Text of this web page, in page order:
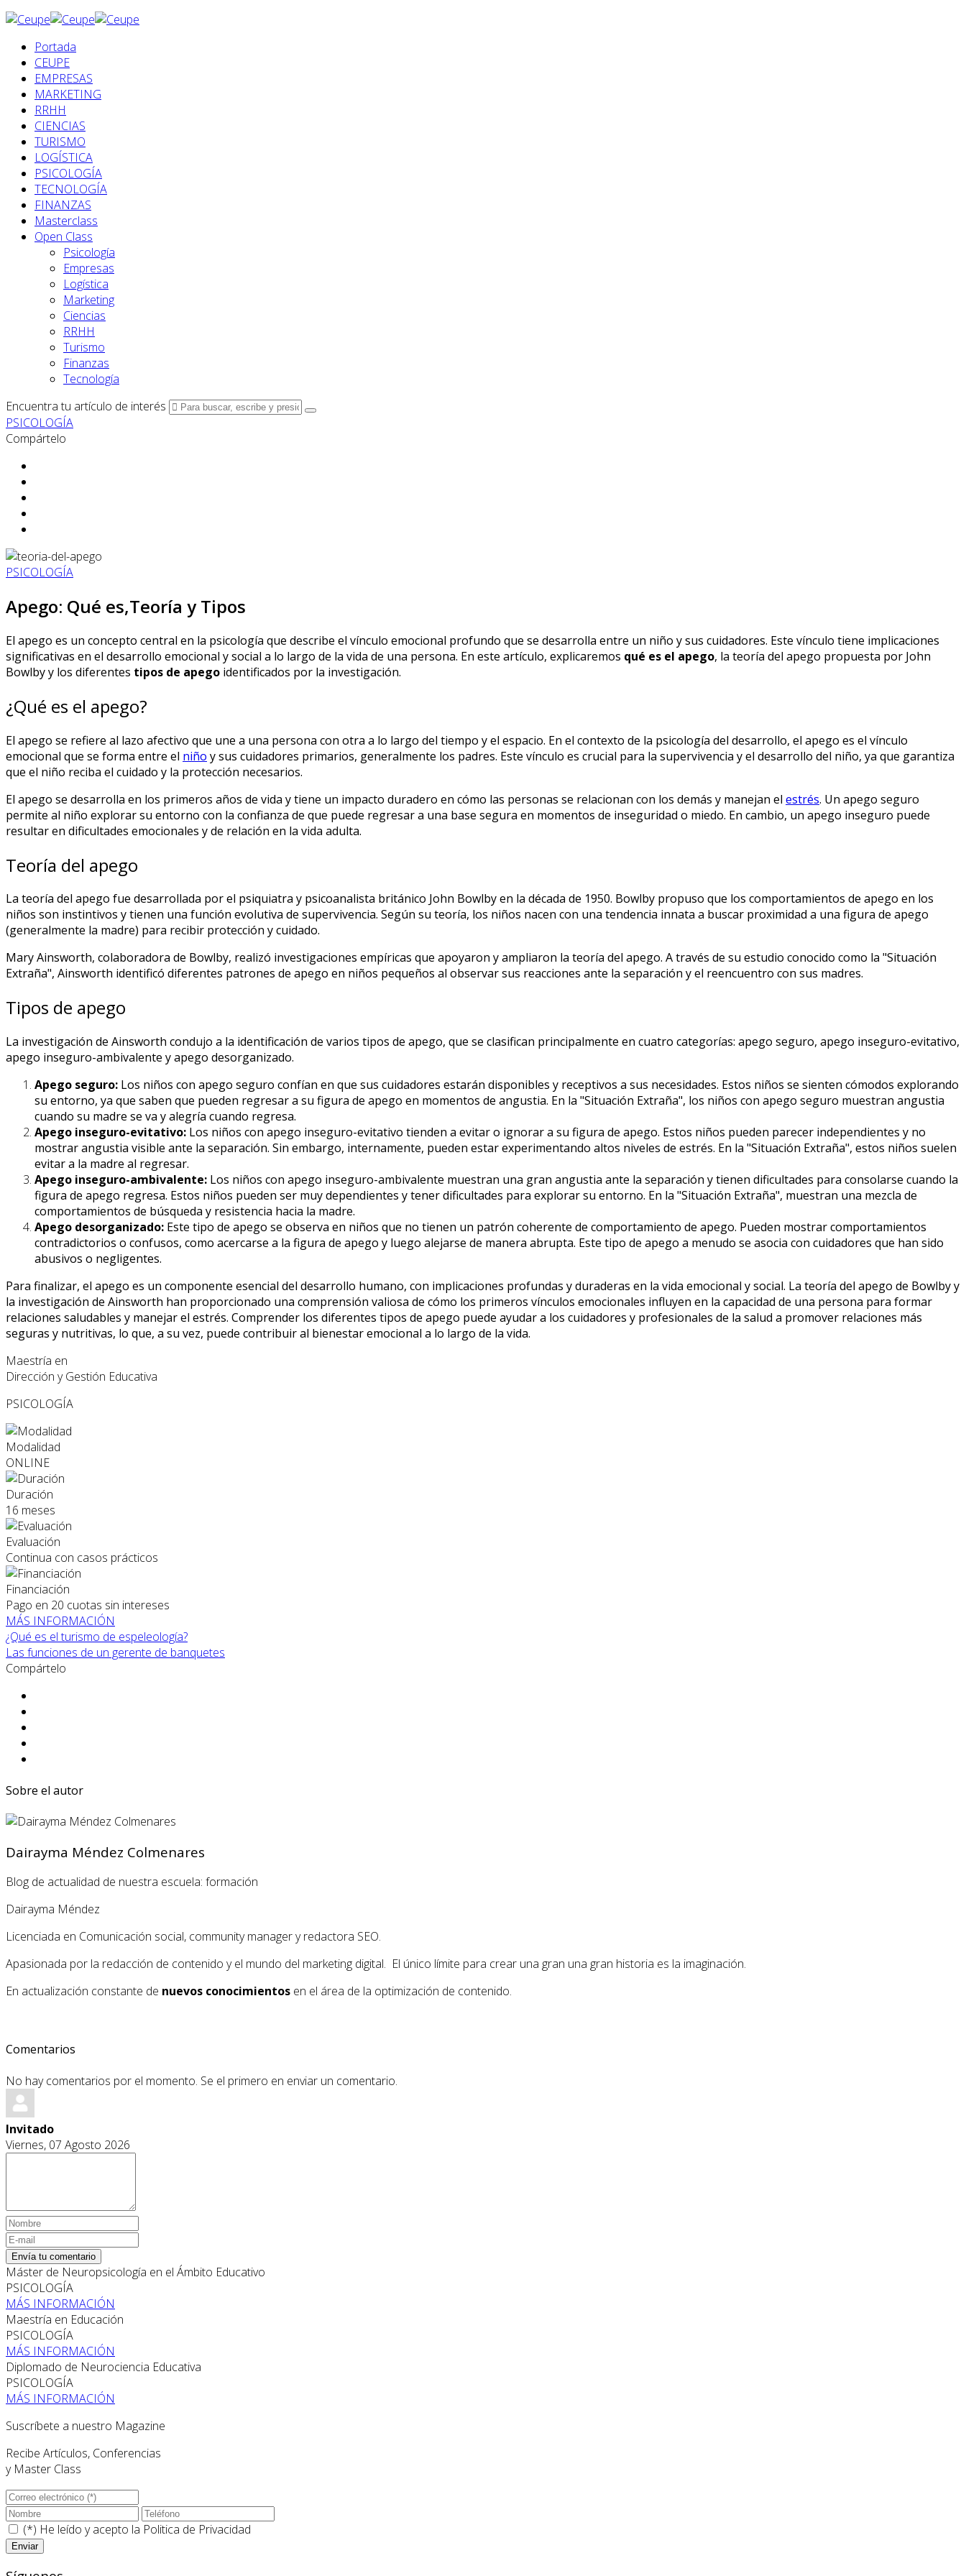
Portada
CEUPE
EMPRESAS
MARKETING
RRHH
CIENCIAS
TURISMO
LOGÍSTICA
PSICOLOGÍA
TECNOLOGÍA
FINANZAS
Masterclass
Open Class
Psicología
Empresas
Logística
Marketing
Ciencias
RRHH
Turismo
Finanzas
Tecnología
Encuentra tu artículo de interés
PSICOLOGÍA
Compártelo
PSICOLOGÍA
Apego: Qué es,Teoría y Tipos
El apego es un concepto central en la psicología que describe el vínculo emocional profundo que se desarrolla entre un niño y sus cuidadores. Este vínculo tiene implicaciones
significativas en el desarrollo emocional y social a lo largo de la vida de una persona. En este artículo, explicaremos qué es el apego, la teoría del apego propuesta por John
Bowlby y los diferentes tipos de apego identificados por la investigación.
¿Qué es el apego?
El apego se refiere al lazo afectivo que une a una persona con otra a lo largo del tiempo y el espacio. En el contexto de la psicología del desarrollo, el apego es el vínculo
emocional que se forma entre el niño y sus cuidadores primarios, generalmente los padres. Este vínculo es crucial para la supervivencia y el desarrollo del niño, ya que garantiza
que el niño reciba el cuidado y la protección necesarios.
El apego se desarrolla en los primeros años de vida y tiene un impacto duradero en cómo las personas se relacionan con los demás y manejan el estrés. Un apego seguro
permite al niño explorar su entorno con la confianza de que puede regresar a una base segura en momentos de inseguridad o miedo. En cambio, un apego inseguro puede
resultar en dificultades emocionales y de relación en la vida adulta.
Teoría del apego
La teoría del apego fue desarrollada por el psiquiatra y psicoanalista británico John Bowlby en la década de 1950. Bowlby propuso que los comportamientos de apego en los
niños son instintivos y tienen una función evolutiva de supervivencia. Según su teoría, los niños nacen con una tendencia innata a buscar proximidad a una figura de apego
(generalmente la madre) para recibir protección y cuidado.
Mary Ainsworth, colaboradora de Bowlby, realizó investigaciones empíricas que apoyaron y ampliaron la teoría del apego. A través de su estudio conocido como la "Situación
Extraña", Ainsworth identificó diferentes patrones de apego en niños pequeños al observar sus reacciones ante la separación y el reencuentro con sus madres.
Tipos de apego
La investigación de Ainsworth condujo a la identificación de varios tipos de apego, que se clasifican principalmente en cuatro categorías: apego seguro, apego inseguro-evitativo,
apego inseguro-ambivalente y apego desorganizado.
Apego seguro: Los niños con apego seguro confían en que sus cuidadores estarán disponibles y receptivos a sus necesidades. Estos niños se sienten cómodos explorando
su entorno, ya que saben que pueden regresar a su figura de apego en momentos de angustia. En la "Situación Extraña", los niños con apego seguro muestran angustia
cuando su madre se va y alegría cuando regresa.
Apego inseguro-evitativo: Los niños con apego inseguro-evitativo tienden a evitar o ignorar a su figura de apego. Estos niños pueden parecer independientes y no
mostrar angustia visible ante la separación. Sin embargo, internamente, pueden estar experimentando altos niveles de estrés. En la "Situación Extraña", estos niños suelen
evitar a la madre al regresar.
Apego inseguro-ambivalente: Los niños con apego inseguro-ambivalente muestran una gran angustia ante la separación y tienen dificultades para consolarse cuando la
figura de apego regresa. Estos niños pueden ser muy dependientes y tener dificultades para explorar su entorno. En la "Situación Extraña", muestran una mezcla de
comportamientos de búsqueda y resistencia hacia la madre.
Apego desorganizado: Este tipo de apego se observa en niños que no tienen un patrón coherente de comportamiento de apego. Pueden mostrar comportamientos
contradictorios o confusos, como acercarse a la figura de apego y luego alejarse de manera abrupta. Este tipo de apego a menudo se asocia con cuidadores que han sido
abusivos o negligentes.
Para finalizar, el apego es un componente esencial del desarrollo humano, con implicaciones profundas y duraderas en la vida emocional y social. La teoría del apego de Bowlby y
la investigación de Ainsworth han proporcionado una comprensión valiosa de cómo los primeros vínculos emocionales influyen en la capacidad de una persona para formar
relaciones saludables y manejar el estrés. Comprender los diferentes tipos de apego puede ayudar a los cuidadores y profesionales de la salud a promover relaciones más
seguras y nutritivas, lo que, a su vez, puede contribuir al bienestar emocional a lo largo de la vida.
Maestría en
Dirección y Gestión Educativa
PSICOLOGÍA
Modalidad
ONLINE
Duración
16 meses
Evaluación
Continua con casos prácticos
Financiación
Pago en 20 cuotas sin intereses
MÁS INFORMACIÓN
¿Qué es el turismo de espeleología?
Las funciones de un gerente de banquetes
Compártelo
Sobre el autor
Dairayma Méndez Colmenares
Blog de actualidad de nuestra escuela: formación
Dairayma Méndez
Licenciada en Comunicación social, community manager y redactora SEO.
Apasionada por la redacción de contenido y el mundo del marketing digital. El único límite para crear una gran una gran historia es la imaginación.
En actualización constante de nuevos conocimientos en el área de la optimización de contenido.
Comentarios
No hay comentarios por el momento. Se el primero en enviar un comentario.
Invitado
Viernes, 07 Agosto 2026
Envía tu comentario
Máster de Neuropsicología en el Ámbito Educativo
PSICOLOGÍA
MÁS INFORMACIÓN
Maestría en Educación
PSICOLOGÍA
MÁS INFORMACIÓN
Diplomado de Neurociencia Educativa
PSICOLOGÍA
MÁS INFORMACIÓN
Suscríbete a nuestro Magazine
Recibe Artículos, Conferencias
y Master Class
(*) He leído y acepto la Politica de Privacidad